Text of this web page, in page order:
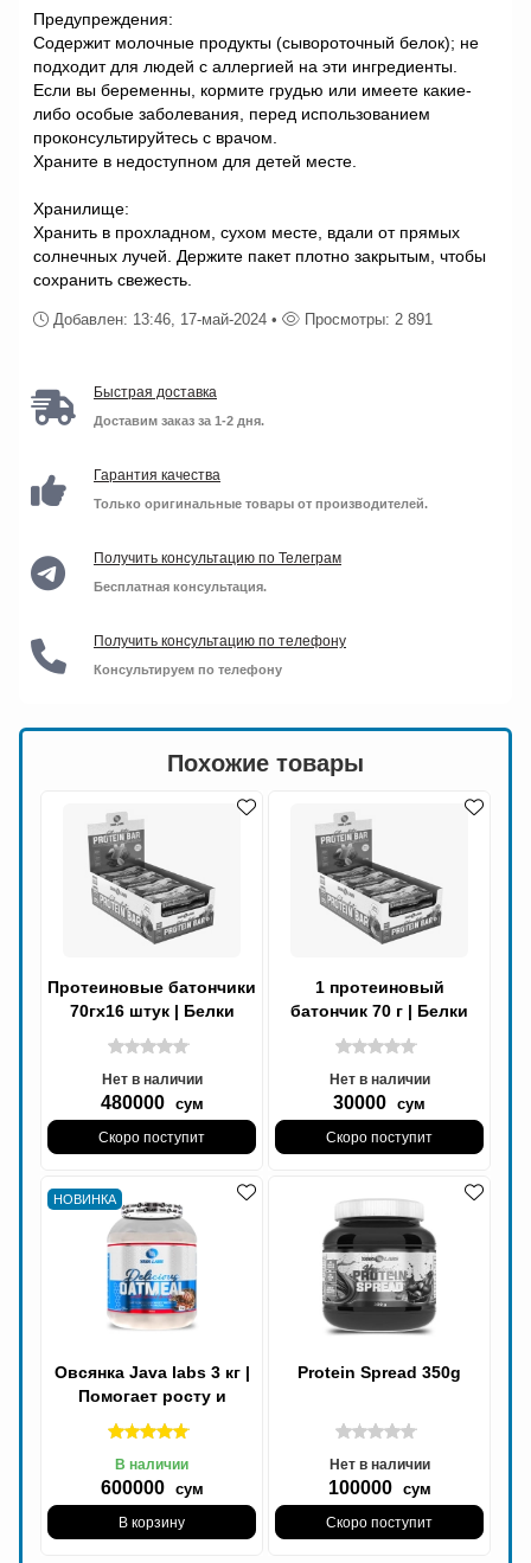
Предупреждения:
Содержит молочные продукты (сывороточный белок); не
подходит для людей с аллергией на эти ингредиенты.
Если вы беременны, кормите грудью или имеете какие-
либо особые заболевания, перед использованием
проконсультируйтесь с врачом.
Храните в недоступном для детей месте.
Хранилище:
Хранить в прохладном, сухом месте, вдали от прямых
солнечных лучей. Держите пакет плотно закрытым, чтобы
сохранить свежесть.
Добавлен: 13:46, 17-май-2024 • Просмотры: 2 891
Быстрая доставка
Доставим заказ за 1-2 дня.
Гарантия качества
Только оригинальные товары от производителей.
Получить консультацию по Телеграм
Бесплатная консультация.
Получить консультацию по телефону
Консультируем по телефону
Похожие товары
Протеиновые батончики
70гx16 штук | Белки
способствуют росту
мышечной массы
Нет в наличии
480000 сум
Скоро поступит
1 протеиновый
батончик 70 г | Белки
способствуют росту
мышечной массы
Нет в наличии
30000 сум
Скоро поступит
НОВИНКА
Овсянка Java labs 3 кг |
Помогает росту и
восстановлению мышц
В наличии
600000 сум
В корзину
Protein Spread 350g
Нет в наличии
100000 сум
Скоро поступит